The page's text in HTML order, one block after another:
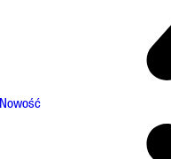
Nowość